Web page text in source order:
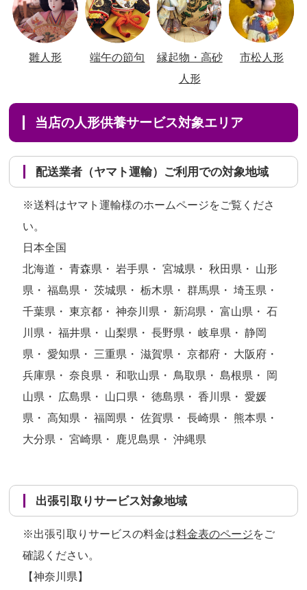
雛人形 端午の節句
縁起物・高砂
人形
市松人形
当店の人形供養サービス対象エリア
配送業者（ヤマト運輸）ご利用での対象地域
※送料はヤマト運輸様のホームページをご覧くださ
い。
日本全国
北海道・ 青森県・ 岩手県・ 宮城県・ 秋田県・ 山形
県・ 福島県・ 茨城県・ 栃木県・ 群馬県・ 埼玉県・
千葉県・ 東京都・ 神奈川県・ 新潟県・ 富山県・ 石
川県・ 福井県・ 山梨県・ 長野県・ 岐阜県・ 静岡
県・ 愛知県・ 三重県・ 滋賀県・ 京都府・ 大阪府・
兵庫県・ 奈良県・ 和歌山県・ 鳥取県・ 島根県・ 岡
山県・ 広島県・ 山口県・ 徳島県・ 香川県・ 愛媛
県・ 高知県・ 福岡県・ 佐賀県・ 長崎県・ 熊本県・
大分県・ 宮崎県・ 鹿児島県・ 沖縄県
出張引取りサービス対象地域
※出張引取りサービスの料金は料金表のページをご
確認ください。
【神奈川県】